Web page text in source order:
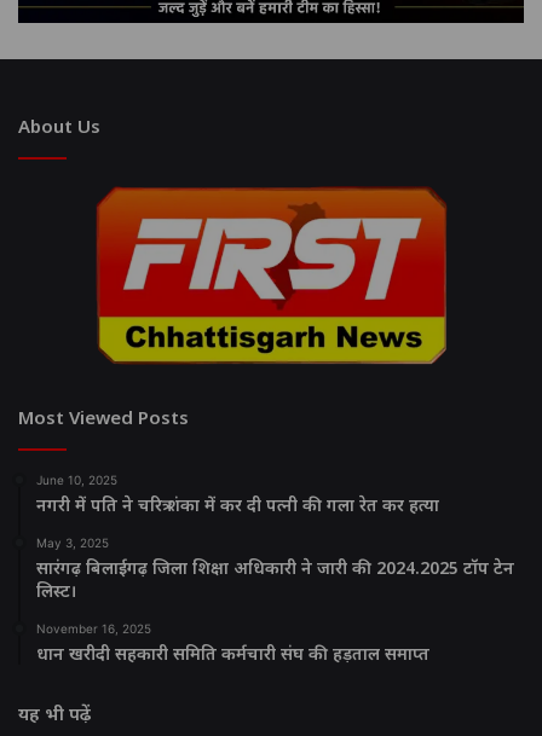
About Us
Most Viewed Posts
June 10, 2025
नगरी में पति ने चरित्र शंका में कर दी पत्नी की गला रेत कर हत्या
May 3, 2025
सारंगढ़ बिलाईगढ़ जिला शिक्षा अधिकारी ने जारी की 2024.2025 टॉप टेन
लिस्ट।
November 16, 2025
धान खरीदी सहकारी समिति कर्मचारी संघ की हड़ताल समाप्त
यह भी पढ़ें